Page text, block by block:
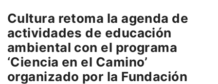
Cultura retoma la agenda de
actividades de educación
ambiental con el programa
‘Ciencia en el Camino’
organizado por la Fundación